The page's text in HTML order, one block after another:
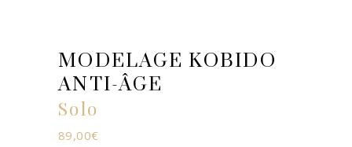
MODELAGE KOBIDO
ANTI-ÂGE
Solo
89,00€